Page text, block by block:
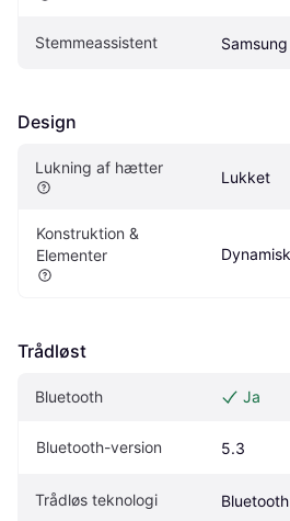
Stemmeassistent
Design
Lukning af hætter
Lukket
Konstruktion &
Elementer
Trådløst
Bluetooth Ja
Bluetooth-version 5.3
Trådløs teknologi Bluetooth